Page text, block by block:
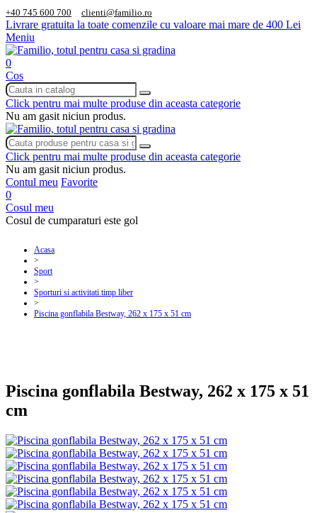
+40 745 600 700 clienti@familio.ro
Livrare gratuita la toate comenzile cu valoare mai mare de 400 Lei
Meniu
0
Cos
Click pentru mai multe produse din aceasta categorie
Nu am gasit niciun produs.
Click pentru mai multe produse din aceasta categorie
Nu am gasit niciun produs.
Contul meu Favorite
0
Cosul meu
Cosul de cumparaturi este gol
Acasa
>
Sport
>
Sporturi si activitati timp liber
>
Piscina gonflabila Bestway, 262 x 175 x 51 cm
Piscina gonflabila Bestway, 262 x 175 x 51
cm